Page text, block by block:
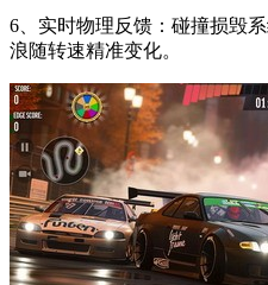
6、实时物理反馈：碰撞损毁
浪随转速精准变化。